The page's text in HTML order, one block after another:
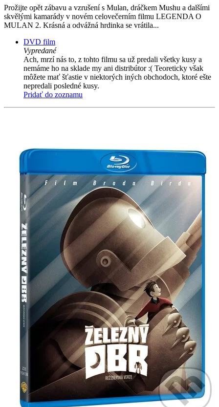
Prožijte opět zábavu a vzrušení s Mulan, dráčkem Mushu a dalšími
skvělými kamarády v novém celovečerním filmu LEGENDA O
MULAN 2. Krásná a odvážná hrdinka se vrátila...
DVD film
Vypredané
Ach, mrzí nás to, z tohto filmu sa už predali všetky kusy a
nemáme ho na sklade my ani distribútor :( Teoreticky však
môžete mať šťastie v niektorých iných obchodoch, ktoré ešte
nepredali posledné kusy.
Pridať do zoznamu